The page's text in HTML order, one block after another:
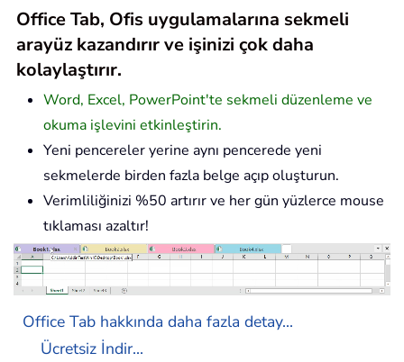
Office Tab, Ofis uygulamalarına sekmeli
arayüz kazandırır ve işinizi çok daha
kolaylaştırır.
Word, Excel, PowerPoint'te sekmeli düzenleme ve
okuma işlevini etkinleştirin.
Yeni pencereler yerine aynı pencerede yeni
sekmelerde birden fazla belge açıp oluşturun.
Verimliliğinizi %50 artırır ve her gün yüzlerce mouse
tıklaması azaltır!
Office Tab hakkında daha fazla detay...
Ücretsiz İndir...